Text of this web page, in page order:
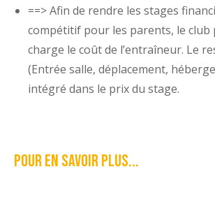
==> Afin de rendre les stages
compétitif pour les parents, le club
charge le coût de l’entraîneur. Le
(Entrée salle, déplacement,
intégré dans le prix du stage.
Pour en savoir plus...